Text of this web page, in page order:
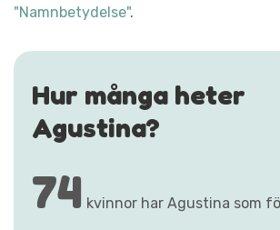
"Namnbetydelse".
Hur många heter
Agustina?
74 kvinnor har Agustina som